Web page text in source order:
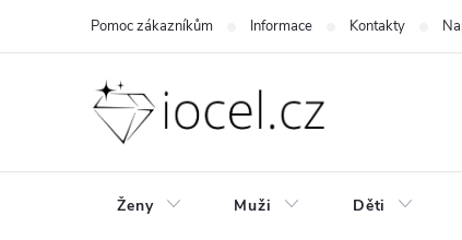
Pomoc zákazníkům Informace Kontakty
Ženy Muži Děti